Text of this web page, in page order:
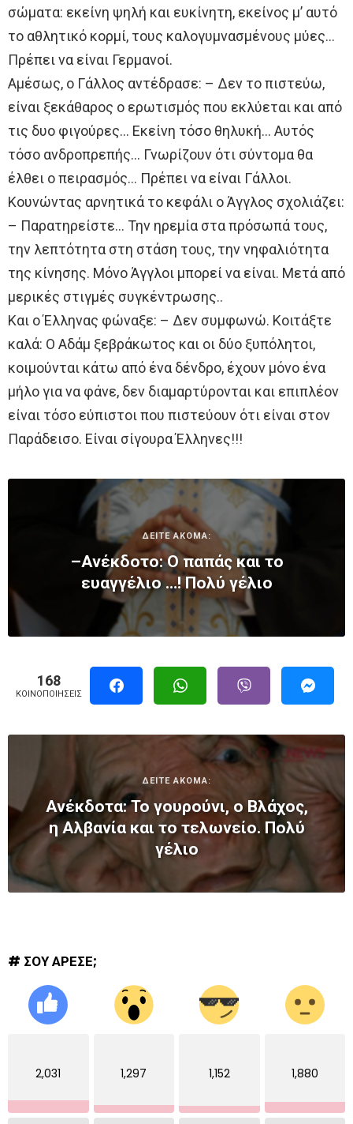
σώματα: εκείνη ψηλή και ευκίνητη, εκείνος μ’ αυτό
το αθλητικό κορμί, τους καλογυμνασμένους μύες…
Πρέπει να είναι Γερμανοί.
Αμέσως, ο Γάλλος αντέδρασε: – Δεν το πιστεύω,
είναι ξεκάθαρος ο ερωτισμός που εκλύεται και από
τις δυο φιγούρες… Εκείνη τόσο θηλυκή… Αυτός
τόσο ανδροπρεπής… Γνωρίζουν ότι σύντομα θα
έλθει ο πειρασμός… Πρέπει να είναι Γάλλοι.
Κουνώντας αρνητικά το κεφάλι ο Άγγλος σχολιάζει:
– Παρατηρείστε… Την ηρεμία στα πρόσωπά τους,
την λεπτότητα στη στάση τους, την νηφαλιότητα
της κίνησης. Μόνο Άγγλοι μπορεί να είναι. Μετά από
μερικές στιγμές συγκέντρωσης..
Και ο Έλληνας φώναξε: – Δεν συμφωνώ. Κοιτάξτε
καλά: Ο Αδάμ ξεβράκωτος και οι δύο ξυπόλητοι,
κοιμούνται κάτω από ένα δένδρο, έχουν μόνο ένα
μήλο για να φάνε, δεν διαμαρτύρονται και επιπλέον
είναι τόσο εύπιστοι που πιστεύουν ότι είναι στον
Παράδεισο. Είναι σίγουρα Έλληνες!!!
ΔΕΙΤΕ ΑΚΟΜΑ:
–Ανέκδοτο: Ο παπάς και το
ευαγγέλιο …! Πολύ γέλιο
168
ΚΟΙΝΟΠΟΙΉΣΕΙΣ
ΔΕΙΤΕ ΑΚΟΜΑ:
Ανέκδοτα: Το γουρούνι, ο Βλάχος,
η Αλβανία και το τελωνείο. Πολύ
γέλιο
# ΣΟΥ ΑΡΕΣΕ;
2,031 1,297 1,152 1,880